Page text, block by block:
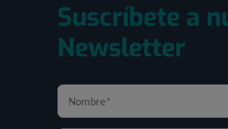
Suscríbete a
Newsletter